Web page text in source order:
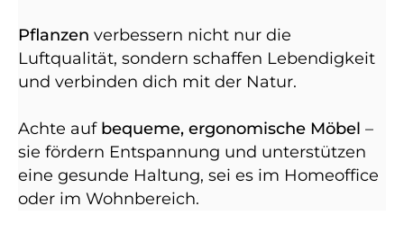
Pflanzen verbessern nicht nur die
Luftqualität, sondern schaffen Lebendigkeit
und verbinden dich mit der Natur.
Achte auf bequeme, ergonomische Möbel –
sie fördern Entspannung und unterstützen
eine gesunde Haltung, sei es im Homeoffice
oder im Wohnbereich.